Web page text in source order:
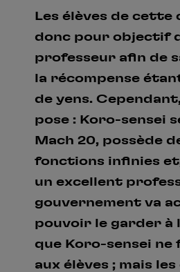
Les élèves de cette
donc pour objectif
professeur afin de
la récompense
de yens.
pose : Koro-sensei
Mach 20, possède
fonctions infinies
un excellent
gouvernement va
pouvoir le garder à
que Koro-sensei ne
aux élèves ; mais les